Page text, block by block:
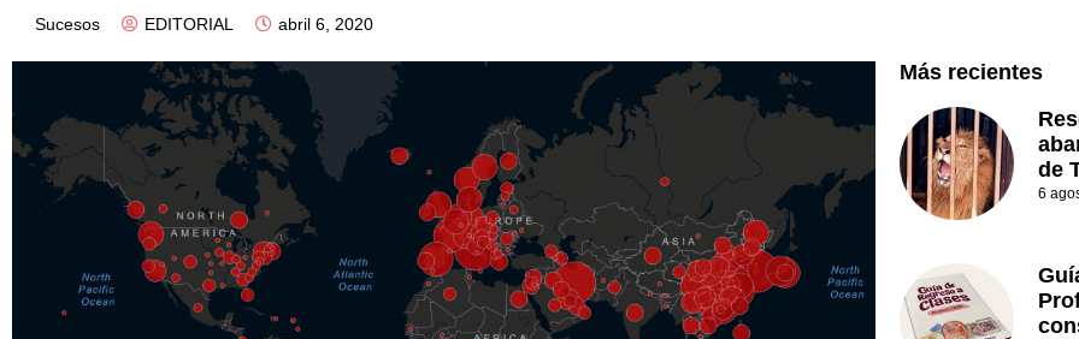
Sucesos EDITORIAL abril 6, 2020
Más recientes
de
6